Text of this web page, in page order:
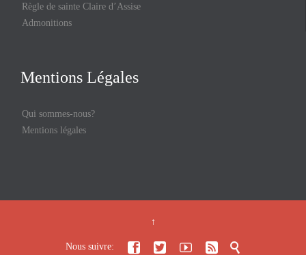
Règle de sainte Claire d’Assise
Admonitions
Mentions Légales
Qui sommes-nous?
Mentions légales
↑
Nous suivre:     